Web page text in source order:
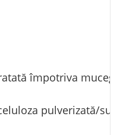
împotriva
pulverizată/